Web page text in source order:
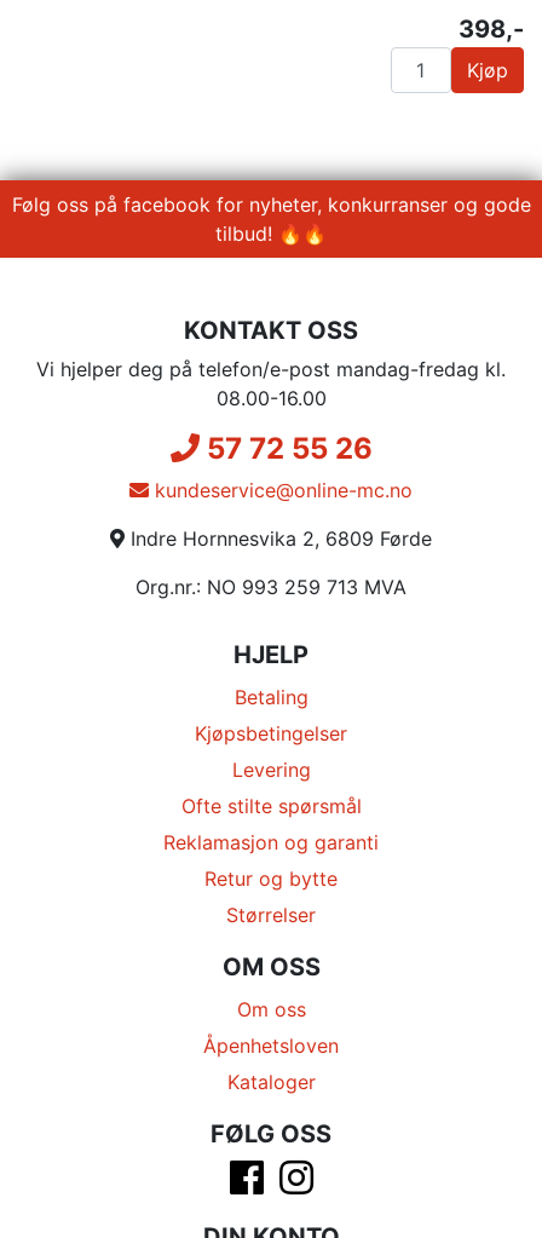
398,-
Kjøp
Følg oss på facebook for nyheter, konkurranser og gode
tilbud! 🔥🔥
KONTAKT OSS
Vi hjelper deg på telefon/e-post mandag-fredag kl.
08.00-16.00
57 72 55 26
kundeservice@online-mc.no
Indre Hornnesvika 2, 6809 Førde
Org.nr.: NO 993 259 713 MVA
HJELP
Betaling
Kjøpsbetingelser
Levering
Ofte stilte spørsmål
Reklamasjon og garanti
Retur og bytte
Størrelser
OM OSS
Om oss
Åpenhetsloven
Kataloger
FØLG OSS